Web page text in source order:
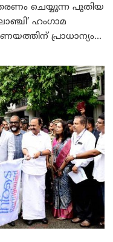
ചെയ്യുന്ന പുതിയ
ഹംഗാമ
പ്രാധാന്യം...